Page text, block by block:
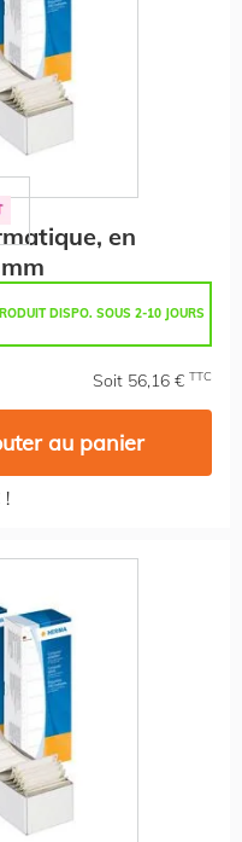
en
DISPO. SOUS 2-10 JOURS
Soit 56,16 € TTC
au panier
!